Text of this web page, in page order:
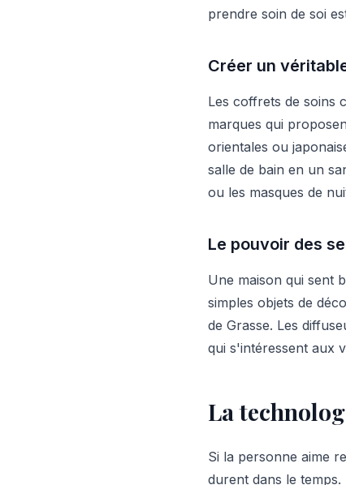
prendre soin de soi
Créer un
Les coffrets de soins
marques qui
orientales ou
salle de bain en un
ou les masques de
Le pouvoir des
Une maison qui sent
simples objets de
de Grasse. Les
qui s'intéressent aux
La
Si la personne aime
durent dans le temps.